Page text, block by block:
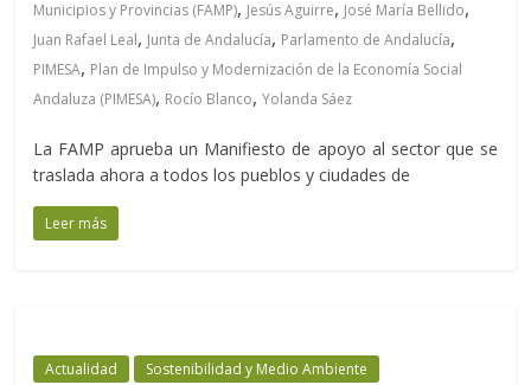
Municipios y Provincias (FAMP), Jesús Aguirre, José María Bellido,
Juan Rafael Leal, Junta de Andalucía, Parlamento de Andalucía,
PIMESA, Plan de Impulso y Modernización de la Economía Social
Andaluza (PIMESA), Rocío Blanco,Yolanda Sáez
La FAMP aprueba un Manifiesto de apoyo al sector que se
traslada ahora a todos los pueblos y ciudades de
Leer más
Actualidad Sostenibilidad y Medio Ambiente